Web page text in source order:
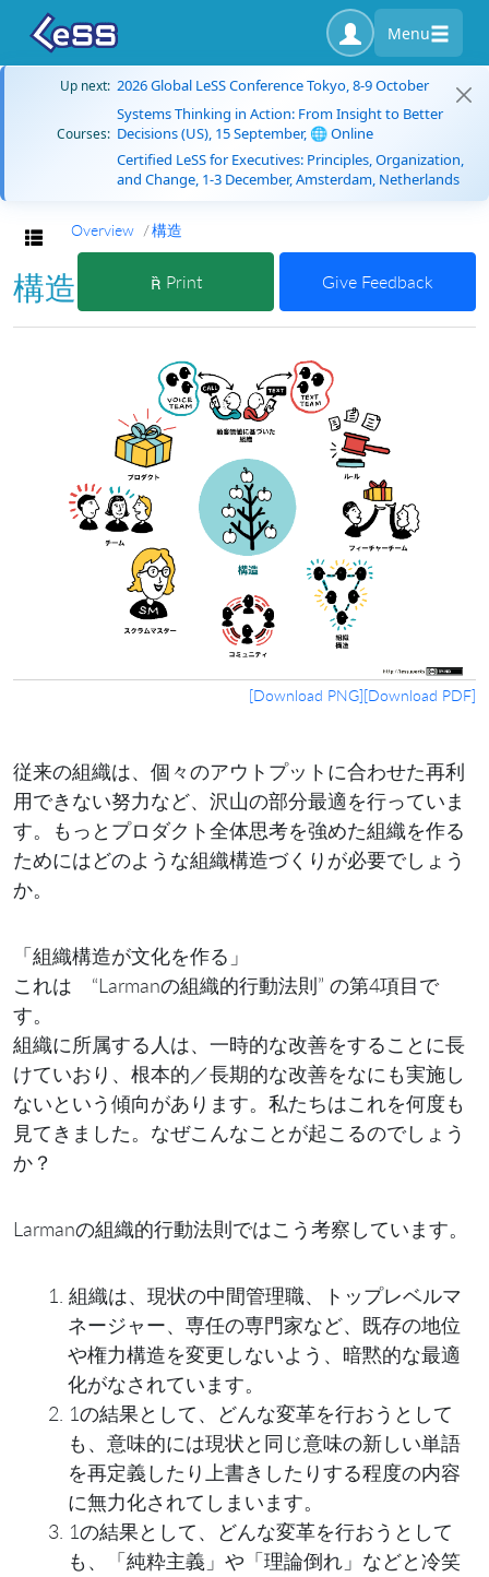
Menu
Up next: 2026 Global LeSS Conference Tokyo, 8-9 October
Courses:
Systems Thinking in Action: From Insight to Better
Decisions (US), 15 September, 🌐 Online
Certified LeSS for Executives: Principles, Organization,
and Change, 1-3 December, Amsterdam, Netherlands
Toggle navigation
Overview 構造
Print Give Feedback
構造
[Download PDF]
[Download PNG]
従来の組織は、個々のアウトプットに合わせた再利
用できない努力など、沢山の部分最適を行っていま
す。もっとプロダクト全体思考を強めた組織を作る
ためにはどのような組織構造づくりが必要でしょう
か。
「組織構造が文化を作る」
これは “Larmanの組織的行動法則” の第4項目で
す。
組織に所属する人は、一時的な改善をすることに長
けていおり、根本的／長期的な改善をなにも実施し
ないという傾向があります。私たちはこれを何度も
見てきました。なぜこんなことが起こるのでしょう
か？
Larmanの組織的行動法則ではこう考察しています。
組織は、現状の中間管理職、トップレベルマ
ネージャー、専任の専門家など、既存の地位
や権力構造を変更しないよう、暗黙的な最適
化がなされています。
1の結果として、どんな変革を行おうとして
も、意味的には現状と同じ意味の新しい単語
を再定義したり上書きしたりする程度の内容
に無力化されてしまいます。
1の結果として、どんな変革を行おうとして
も、「純粋主義」や「理論倒れ」などと冷笑